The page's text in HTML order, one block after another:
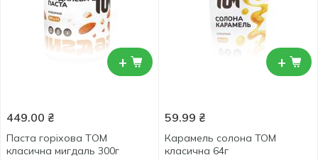
+
449.00 ₴
Паста горіхова ТOM
класична мигдаль 300г
+
59.99 ₴
Карамель солона ТОМ
класична 64г